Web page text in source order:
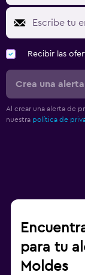
Recibir las
Crea una
Al crear una alerta de
nuestra política de
para tu
Moldes